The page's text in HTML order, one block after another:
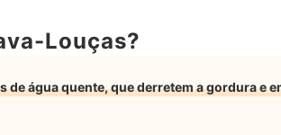
Louças?
de água quente, que derretem a gordura e